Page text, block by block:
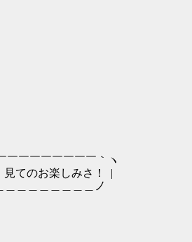
￣￣｀ヽ
さ！ |
＿＿ノ